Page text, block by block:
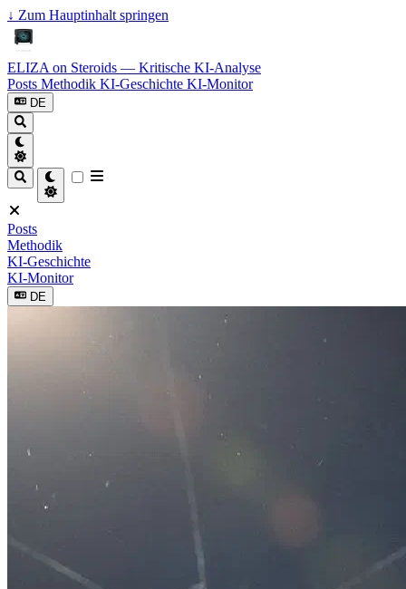
↓ Zum Hauptinhalt springen
ELIZA on Steroids — Kritische KI-Analyse
Posts Methodik KI-Geschichte KI-Monitor
DE
Posts
Methodik
KI-Geschichte
KI-Monitor
DE